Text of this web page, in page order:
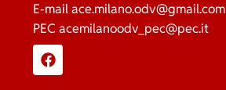
E-mailace.milano.odv@gmail.com
PEC acemilanoodv_pec@pec.it